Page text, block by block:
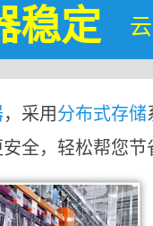
稳定
，采用分布式存储
全，轻松帮您节